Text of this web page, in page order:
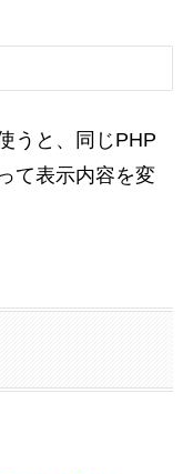
うと、同じPHP
て表示内容を変